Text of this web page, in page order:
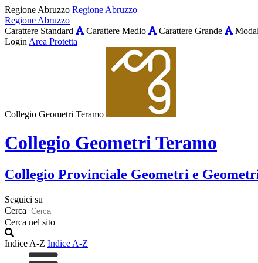
Regione Abruzzo Regione Abruzzo
Regione Abruzzo
Carattere Standard
Carattere Medio Carattere Grande
Login Area Protetta
Collegio Geometri Teramo
Collegio Geometri Teramo
Collegio Provinciale Geometri e
Seguici su
Cerca
Cerca nel sito
Indice A-Z Indice A-Z